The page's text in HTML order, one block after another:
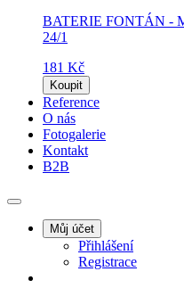
BATERIE FONTÁN -
24/1
181 Kč
Koupit
Reference
O nás
Fotogalerie
Kontakt
B2B
Můj účet
Přihlášení
Registrace